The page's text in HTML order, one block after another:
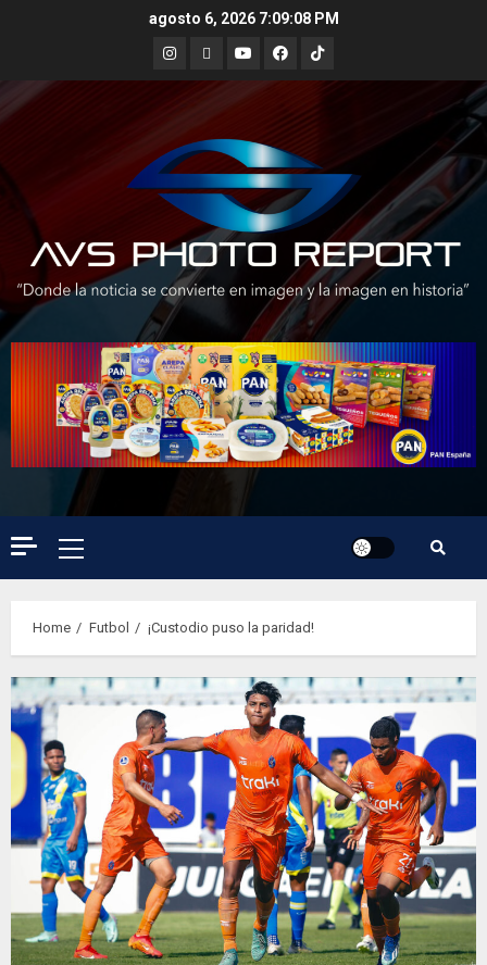
agosto 6, 2026 7:09:09 PM
Instagram
X YoutubeFacebook
TikTok
Primary
Menu
Home Futbol ¡Custodio puso la paridad!